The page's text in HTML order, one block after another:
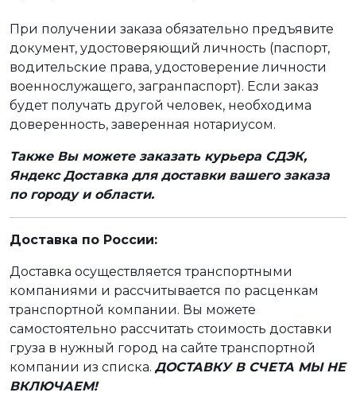
При получении заказа обязательно предъявите
документ, удостоверяющий личность (паспорт,
водительские права, удостоверение личности
военнослужащего, загранпаспорт). Если заказ
будет получать другой человек, необходима
доверенность, заверенная нотариусом.
Также Вы можете заказать курьера СДЭК,
Яндекс Доставка для доставки вашего заказа
по городу и области.
Доставка по России:
Доставка осуществляется транспортными
компаниями и рассчитывается по расценкам
транспортной компании. Вы можете
самостоятельно рассчитать стоимость доставки
груза в нужный город на сайте транспортной
компании из списка. ДОСТАВКУ В СЧЕТА МЫ НЕ
ВКЛЮЧАЕМ!